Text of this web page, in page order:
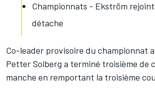
Championnats - Ekström rejoint
détache
Co-leader provisoire du championnat
Petter Solberg a terminé troisième de
manche en remportant la troisième